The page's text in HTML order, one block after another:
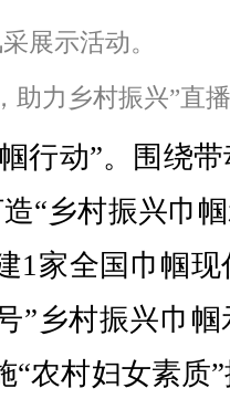
展示活动。
助力乡村振兴”直
行动”。围绕
“乡村振兴巾
1家全国巾帼
”乡村振兴巾
“农村妇女素质